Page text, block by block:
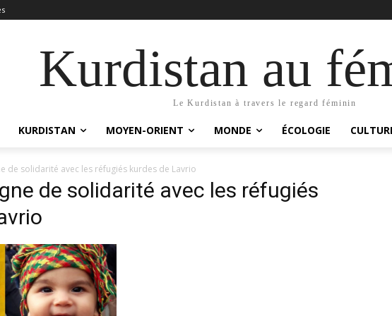
Kurdistan au
Le Kurdistan à travers le regard féminin
KURDISTAN MOYEN-ORIENT MONDE ÉCOLOGIE
de solidarité avec les réfugiés kurdes de Lavrio
de solidarité avec les réfugiés